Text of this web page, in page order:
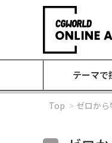
テーマで
Top ゼロから